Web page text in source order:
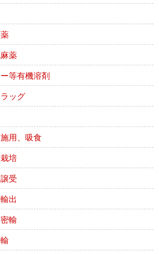
薬
等有機溶剤
ッグ
用、吸食
培
受
出
輸